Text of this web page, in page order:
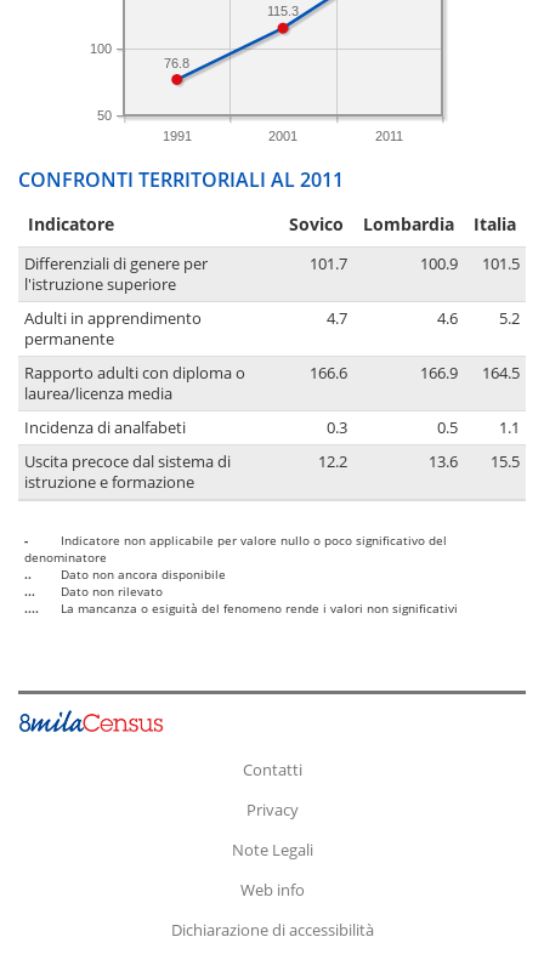
1991 2001 2011
50
100
115.3
76.8
CONFRONTI TERRITORIALI AL 2011
Indicatore Sovico Lombardia Italia
Differenziali di genere per
l'istruzione superiore
101.7 100.9 101.5
Adulti in apprendimento
permanente
4.7 4.6 5.2
Rapporto adulti con diploma o
laurea/licenza media
166.6 166.9 164.5
Incidenza di analfabeti 0.3 0.5
1.1
Uscita precoce dal sistema di
istruzione e formazione
12.2 13.6 15.5
-
Indicatore non applicabile per valore nullo o poco significativo del
denominatore
..
Dato non ancora disponibile
...
Dato non rilevato
....
La mancanza o esiguità del fenomeno rende i valori non significativi
Contatti
Privacy
Note Legali
Web info
Dichiarazione di accessibilità